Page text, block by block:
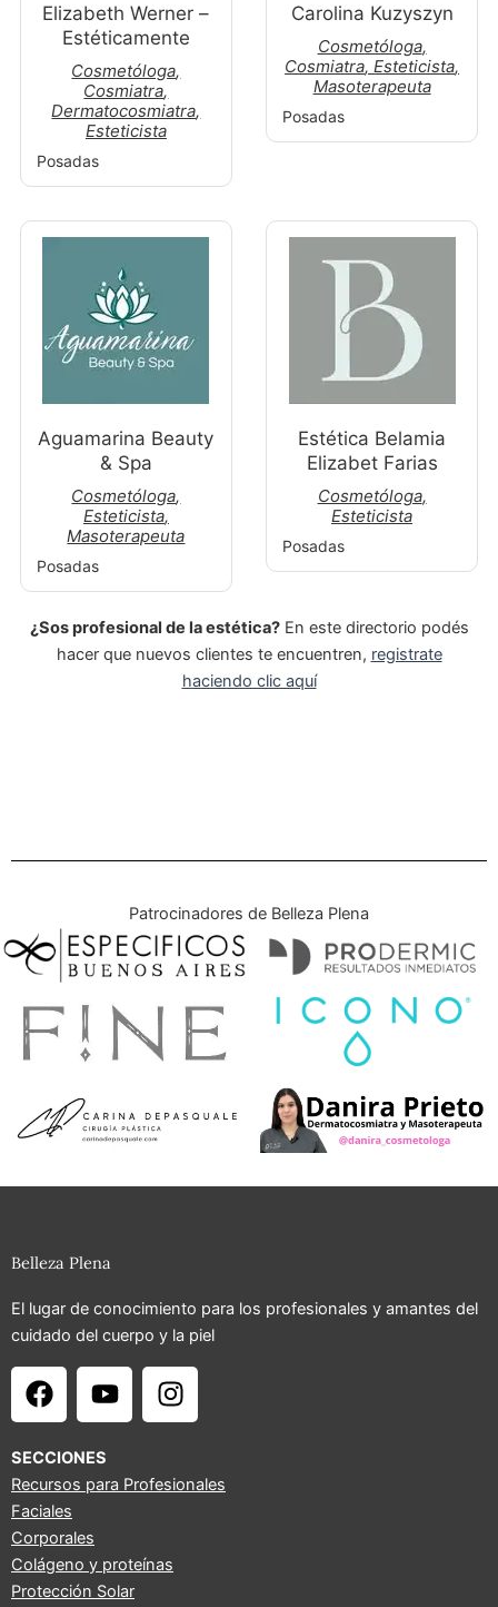
Elizabeth Werner –
Estéticamente
Cosmetóloga,
Cosmiatra,
Dermatocosmiatra,
Esteticista
Posadas
Carolina Kuzyszyn
Cosmetóloga,
Cosmiatra,Esteticista,
Masoterapeuta
Posadas
Aguamarina Beauty
& Spa
Cosmetóloga,
Esteticista,
Masoterapeuta
Posadas
Estética Belamia
Elizabet Farias
Cosmetóloga,
Esteticista
Posadas
¿Sos profesional de la estética?En este directorio podés
hacer que nuevos clientes te encuentren, registrate
haciendo clic aquí
Patrocinadores de Belleza Plena
Belleza Plena
El lugar de conocimiento para los profesionales y amantes del
cuidado del cuerpo y la piel
F
a
e
b
o
o
k
Y
o
t
u
I
n
a
a
SECCIONES
Recursos para Profesionales
Faciales
Corporales
Colágeno y proteínas
Protección Solar